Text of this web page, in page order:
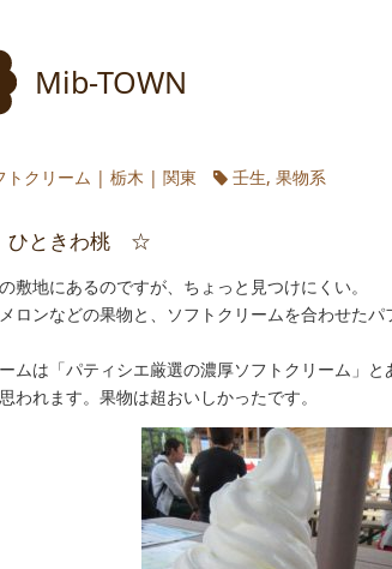
Mib-TOWN
トクリーム |栃木 |関東 壬生,果物系
ひときわ桃 ☆
敷地にあるのですが、ちょっと見つけにくい。
ロンなどの果物と、ソフトクリームを合わせたパ
ムは「パティシエ厳選の濃厚ソフトクリーム」
われます。果物は超おいしかったです。